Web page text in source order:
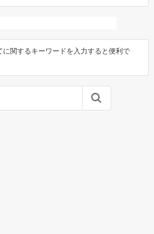
に関するキーワードを入力すると便利で